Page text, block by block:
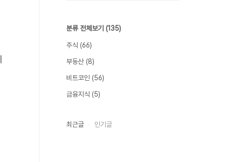
분류 전체보기 (135)
주식 (66)
부동산 (8)
비트코인 (56)
금융지식 (5)
최근글 인기글